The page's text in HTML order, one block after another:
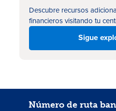
Descubre recursos
financieros visitando tu
Sigue
Número de ruta